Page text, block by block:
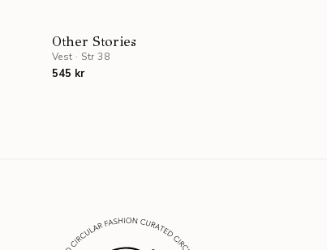
Other Stories
Vest · Str 38
545 kr